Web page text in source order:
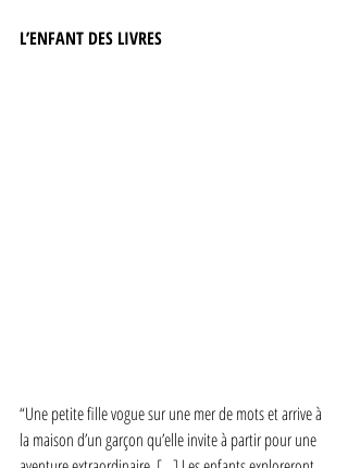
L’ENFANT DES LIVRES
“Une petite fille vogue sur une mer de mots et arrive à
la maison d’un garçon qu’elle invite à partir pour une